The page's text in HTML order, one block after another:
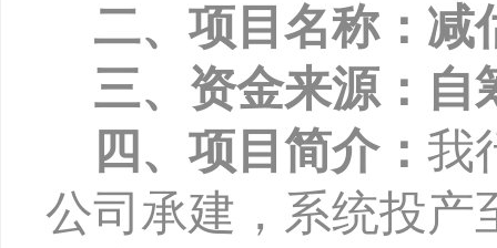
二、项目名称：减
三、资金来源：自
四、项目简介： 我
公司承建，系统投产